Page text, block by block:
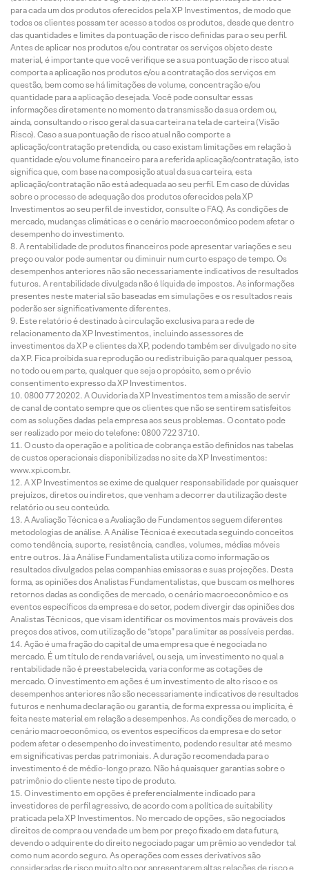
para cada um dos produtos oferecidos pela XP Investimentos, de modo que
todos os clientes possam ter acesso a todos os produtos, desde que dentro
das quantidades e limites da pontuação de risco definidas para o seu perfil.
Antes de aplicar nos produtos e/ou contratar os serviços objeto deste
material, é importante que você verifique se a sua pontuação de risco atual
comporta a aplicação nos produtos e/ou a contratação dos serviços em
questão, bem como se há limitações de volume, concentração e/ou
quantidade para a aplicação desejada. Você pode consultar essas
informações diretamente no momento da transmissão da sua ordem ou,
ainda, consultando o risco geral da sua carteira na tela de carteira (Visão
Risco). Caso a sua pontuação de risco atual não comporte a
aplicação/contratação pretendida, ou caso existam limitações em relação à
quantidade e/ou volume financeiro para a referida aplicação/contratação, isto
significa que, com base na composição atual da sua carteira, esta
aplicação/contratação não está adequada ao seu perfil. Em caso de dúvidas
sobre o processo de adequação dos produtos oferecidos pela XP
Investimentos ao seu perfil de investidor, consulte o FAQ. As condições de
mercado, mudanças climáticas e o cenário macroeconômico podem afetar o
desempenho do investimento.
A rentabilidade de produtos financeiros pode apresentar variações e seu
preço ou valor pode aumentar ou diminuir num curto espaço de tempo. Os
desempenhos anteriores não são necessariamente indicativos de resultados
futuros. A rentabilidade divulgada não é líquida de impostos. As informações
presentes neste material são baseadas em simulações e os resultados reais
poderão ser significativamente diferentes.
Este relatório é destinado à circulação exclusiva para a rede de
relacionamento da XP Investimentos, incluindo assessores de
investimentos da XP e clientes da XP, podendo também ser divulgado no site
da XP. Fica proibida sua reprodução ou redistribuição para qualquer pessoa,
no todo ou em parte, qualquer que seja o propósito, sem o prévio
consentimento expresso da XP Investimentos.
0800 77 20202. A Ouvidoria da XP Investimentos tem a missão de servir
de canal de contato sempre que os clientes que não se sentirem satisfeitos
com as soluções dadas pela empresa aos seus problemas. O contato pode
ser realizado por meio do telefone: 0800 722 3710.
O custo da operação e a política de cobrança estão definidos nas tabelas
de custos operacionais disponibilizadas no site da XP Investimentos:
www.xpi.com.br.
A XP Investimentos se exime de qualquer responsabilidade por quaisquer
prejuízos, diretos ou indiretos, que venham a decorrer da utilização deste
relatório ou seu conteúdo.
A Avaliação Técnica e a Avaliação de Fundamentos seguem diferentes
metodologias de análise. A Análise Técnica é executada seguindo conceitos
como tendência, suporte, resistência, candles, volumes, médias móveis
entre outros. Já a Análise Fundamentalista utiliza como informação os
resultados divulgados pelas companhias emissoras e suas projeções. Desta
forma, as opiniões dos Analistas Fundamentalistas, que buscam os melhores
retornos dadas as condições de mercado, o cenário macroeconômico e os
eventos específicos da empresa e do setor, podem divergir das opiniões dos
Analistas Técnicos, que visam identificar os movimentos mais prováveis dos
preços dos ativos, com utilização de “stops” para limitar as possíveis perdas.
Ação é uma fração do capital de uma empresa que é negociada no
mercado. É um título de renda variável, ou seja, um investimento no qual a
rentabilidade não é preestabelecida, varia conforme as cotações de
mercado. O investimento em ações é um investimento de alto risco e os
desempenhos anteriores não são necessariamente indicativos de resultados
futuros e nenhuma declaração ou garantia, de forma expressa ou implícita, é
feita neste material em relação a desempenhos. As condições de mercado, o
cenário macroeconômico, os eventos específicos da empresa e do setor
podem afetar o desempenho do investimento, podendo resultar até mesmo
em significativas perdas patrimoniais. A duração recomendada para o
investimento é de médio-longo prazo. Não há quaisquer garantias sobre o
patrimônio do cliente neste tipo de produto.
O investimento em opções é preferencialmente indicado para
investidores de perfil agressivo, de acordo com a política de suitability
praticada pela XP Investimentos. No mercado de opções, são negociados
direitos de compra ou venda de um bem por preço fixado em data futura,
devendo o adquirente do direito negociado pagar um prêmio ao vendedor tal
como num acordo seguro. As operações com esses derivativos são
consideradas de risco muito alto por apresentarem altas relações de risco e